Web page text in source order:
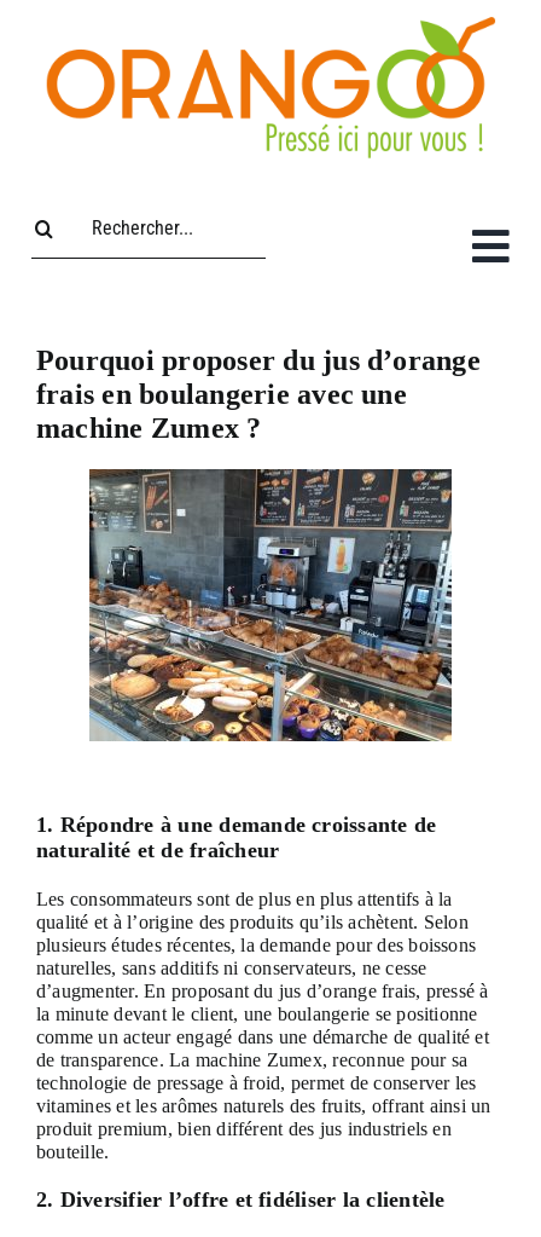
contenu
Pourquoi proposer du jus d’orange
frais en boulangerie avec une
machine Zumex ?
1. Répondre à une demande croissante de
naturalité et de fraîcheur
Les consommateurs sont de plus en plus attentifs à la
qualité et à l’origine des produits qu’ils achètent. Selon
plusieurs études récentes, la demande pour des boissons
naturelles, sans additifs ni conservateurs, ne cesse
d’augmenter. En proposant du jus d’orange frais, pressé à
la minute devant le client, une boulangerie se positionne
comme un acteur engagé dans une démarche de qualité et
de transparence. La machine Zumex, reconnue pour sa
technologie de pressage à froid, permet de conserver les
vitamines et les arômes naturels des fruits, offrant ainsi un
produit premium, bien différent des jus industriels en
bouteille.
2. Diversifier l’offre et fidéliser la clientèle